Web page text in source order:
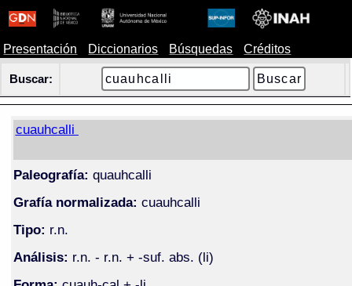
Presentación Diccionarios Búsquedas Créditos
Buscar:
cuauhcalli
Paleografía: quauhcalli
Grafía normalizada: cuauhcalli
Tipo: r.n.
Análisis: r.n. - r.n. + -suf. abs. (li)